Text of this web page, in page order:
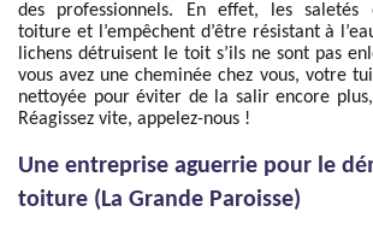
des professionnels. En effet, les saletés
toiture et l’empêchent d’être résistant à
lichens détruisent le toit s’ils ne sont pas
vous avez une cheminée chez vous, votre
nettoyée pour éviter de la salir encore
Réagissez vite, appelez-nous !
Une entreprise aguerrie pour le
toiture (La Grande Paroisse)